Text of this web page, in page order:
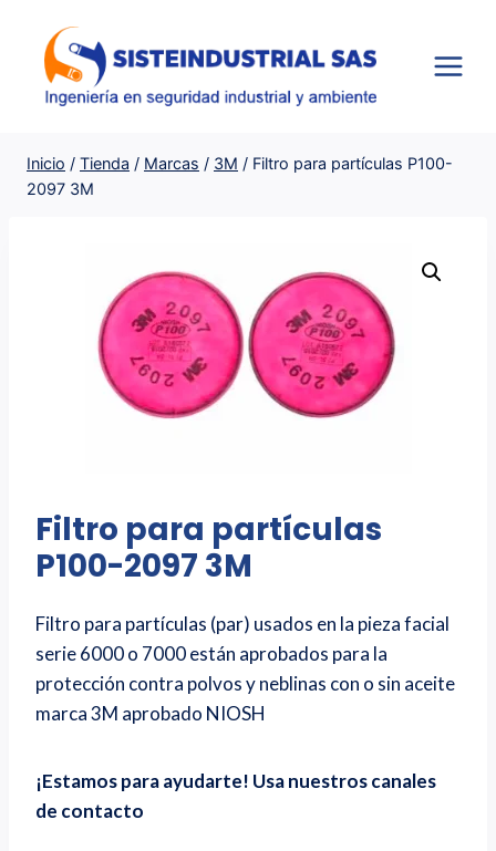
contenido
Inicio / Tienda / Marcas / 3M / Filtro para partículas P100-
2097 3M
Filtro para partículas
P100-2097 3M
Filtro para partículas (par) usados en la pieza facial
serie 6000 o 7000 están aprobados para la
protección contra polvos y neblinas con o sin aceite
marca 3M aprobado NIOSH
¡Estamos para ayudarte! Usa nuestros canales
de contacto